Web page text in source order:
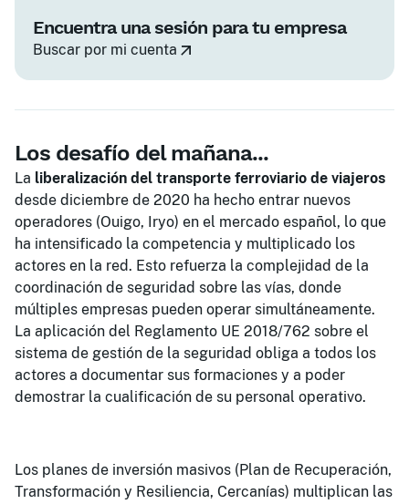
Encuentra una sesión para tu empresa
Buscar por mi cuenta
Los desafío del mañana...
La liberalización del transporte ferroviario de viajeros
desde diciembre de 2020 ha hecho entrar nuevos
operadores (Ouigo, Iryo) en el mercado español, lo que
ha intensificado la competencia y multiplicado los
actores en la red. Esto refuerza la complejidad de la
coordinación de seguridad sobre las vías, donde
múltiples empresas pueden operar simultáneamente.
La aplicación del Reglamento UE 2018/762 sobre el
sistema de gestión de la seguridad obliga a todos los
actores a documentar sus formaciones y a poder
demostrar la cualificación de su personal operativo.
Los planes de inversión masivos (Plan de Recuperación,
Transformación y Resiliencia, Cercanías) multiplican las